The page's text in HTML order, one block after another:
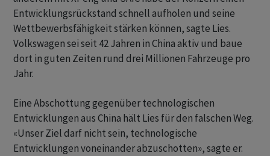
Entwicklungsrückstand schnell aufholen und seine
Wettbewerbsfähigkeit stärken können, sagte Lies.
Volkswagen sei seit 42 Jahren in China aktiv und baue
dort in guten Zeiten rund drei Millionen Fahrzeuge pro
Jahr.
Eine Abschottung gegenüber technologischen
Entwicklungen aus China hält Lies für den falschen Weg.
«Unser Ziel darf nicht sein, technologische
Entwicklungen voneinander abzuschotten», sagte er.